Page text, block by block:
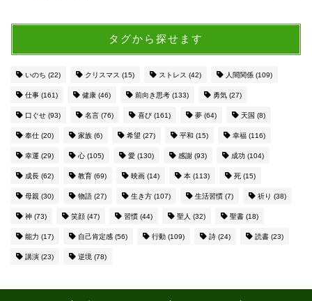
タグから探せます
いのち (22) クリスマス (15) ストレス (42) 人間関係 (109)
仕事 (161) 健康 (46) 前向き思考 (133) 勇気 (27)
口ぐせ (93) 名言 (76) 喜び (161) 夢 (64) 天国 (8)
奉仕 (20) 家族 (6) 希望 (27) 平和 (15) 幸福 (116)
幸運 (29) 心 (105) 愛 (130) 感謝 (93) 成功 (104)
成長 (62) 教育 (69) 映画 (14) 本 (113) 死 (15)
母親 (30) 物語 (27) 生き方 (107) 生活習慣 (7) 祈り (38)
神 (73) 笑顔 (47) 習慣 (44) 聖人 (32) 聖書 (18)
能力 (17) 自己肯定感 (56) 行動 (109) 詩 (24) 読書 (23)
講演 (23) 逆境 (78)